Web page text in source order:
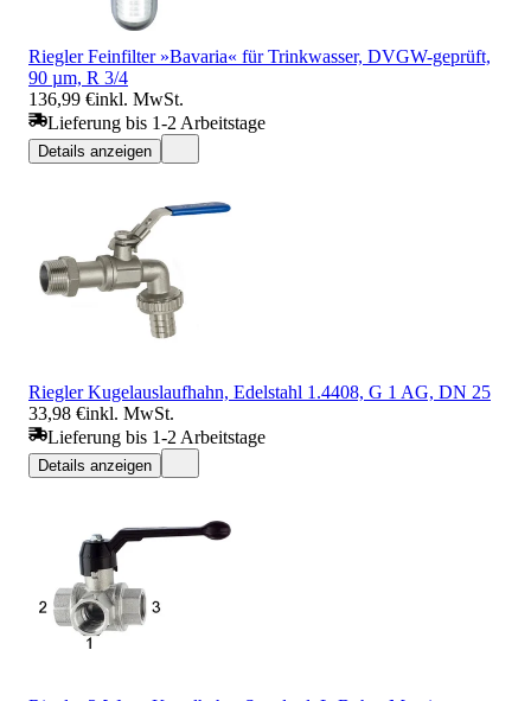
Riegler Feinfilter »Bavaria« für Trinkwasser, DVGW-geprüft,
90 µm, R 3/4
136,99 €inkl. MwSt.
Lieferung bis 1-2 Arbeitstage
Details anzeigen
Riegler Kugelauslaufhahn, Edelstahl 1.4408, G 1 AG, DN 25
33,98 €inkl. MwSt.
Lieferung bis 1-2 Arbeitstage
Details anzeigen